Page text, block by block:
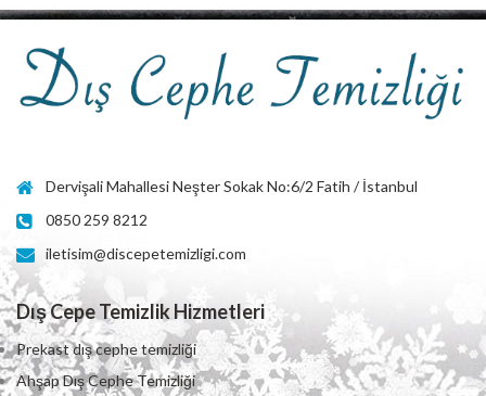
Dervişali Mahallesi Neşter Sokak No:6/2 Fatih / İstanbul
0850 259 8212
iletisim@discepetemizligi.com
Dış Cepe Temizlik Hizmetleri
Prekast dış cephe temizliği
Ahşap Dış Cephe Temizliği